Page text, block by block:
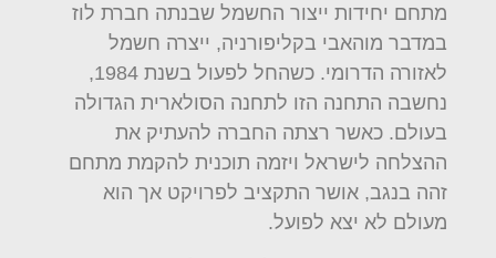
מתחם יחידות ייצור החשמל שבנתה חברת לוז
במדבר מוהאבי בקליפורניה, ייצרה חשמל
לאזורה הדרומי. כשהחל לפעול בשנת 1984,
נחשבה התחנה הזו לתחנה הסולארית הגדולה
בעולם. כאשר רצתה החברה להעתיק את
ההצלחה לישראל ויזמה תוכנית להקמת מתחם
זהה בנגב, אושר התקציב לפרויקט אך הוא
מעולם לא יצא לפועל.